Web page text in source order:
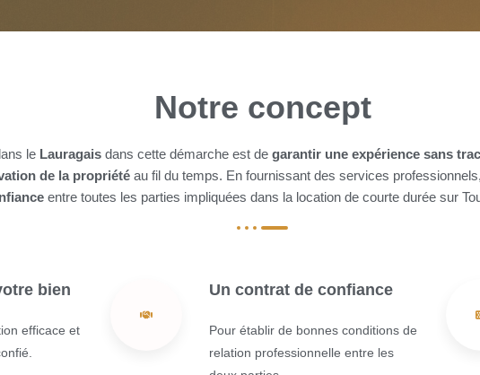
Notre concept
le Lauragaisdans cette démarche est de garantir une expérience sans
de la propriété au fil du temps. En fournissant des services professionnels,
entre toutes les parties impliquées dans la location de courte durée sur
bien
efficace et
Un contrat de confiance
Pour établir de bonnes conditions de
relation professionnelle entre les